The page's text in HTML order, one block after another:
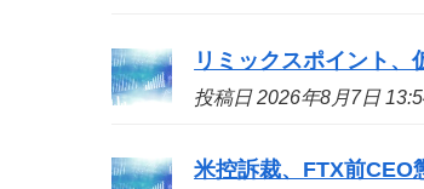
リミックスポイント、
投稿日 2026年8月7日
米控訴裁、FTX前